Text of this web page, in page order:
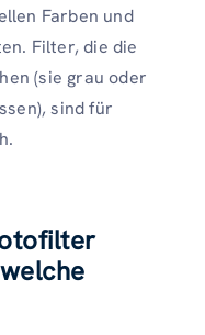
Farben und
Filter, die die
(sie grau oder
sind für